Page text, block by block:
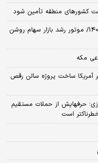
کشورهای منطقه تأمین شود
پیش بینی بورس فردا شنبه 17 مردادماه 1405/ موتور رشد بازار سهام روشن
مکه
آمریکا ساخت پروژه سالن رقص
حرفهایش از حملات مستقیم
است